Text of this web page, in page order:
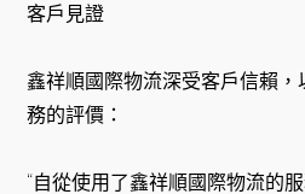
客戶見證
鑫祥順國際物流深受客戶信賴
務的評價：
“自從使用了鑫祥順國際物流的